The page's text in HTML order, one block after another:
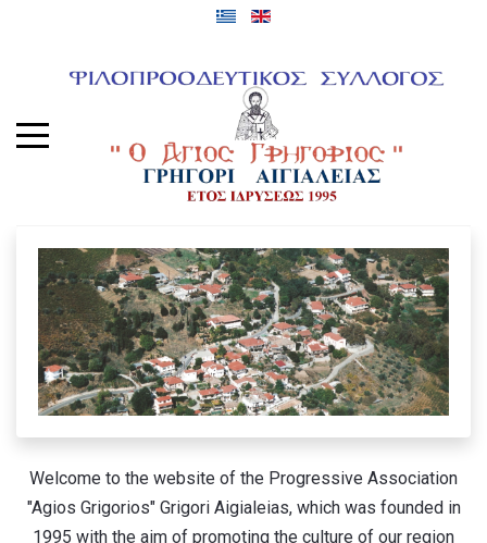
Welcome to the website of the Progressive Association
"Agios Grigorios" Grigori Aigialeias, which was founded in
1995 with the aim of promoting the culture of our region